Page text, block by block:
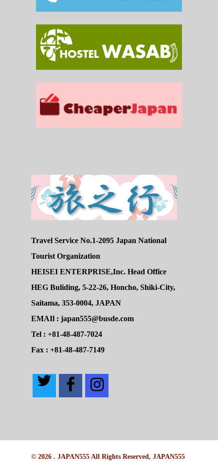
Travel Service No.1-2095 Japan National
Tourist Organization
HEISEI ENTERPRISE,Inc. Head Office
HEG Buliding, 5-22-26, Honcho, Shiki-City,
Saitama, 353-0004, JAPAN
EMAIl : japan555@busde.com
Tel : +81-48-487-7024
Fax : +81-48-487-7149
© 2026 . JAPAN555 All Rights Reserved, JAPAN555